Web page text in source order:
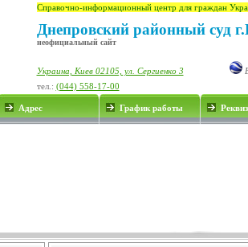
Справочно-информационный центр для граждан
Днепровский районный суд
неофициальный сайт
Украина, Киев 02105, ул. Сергиенко 3
тел.: (044) 558-17-00
Адрес График работы